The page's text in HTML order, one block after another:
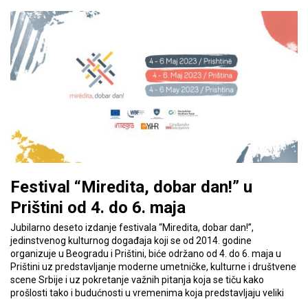
Festival “Miredita, dobar dan!” u
Prištini od 4. do 6. maja
Jubilarno deseto izdanje festivala “Miredita, dobar dan!”,
jedinstvenog kulturnog događaja koji se od 2014. godine
organizuje u Beogradu i Prištini, biće održano od 4. do 6. maja u
Prištini uz predstavljanje moderne umetničke, kulturne i društvene
scene Srbije i uz pokretanje važnih pitanja koja se tiču kako
prošlosti tako i budućnosti u vremenima koja predstavljaju veliki